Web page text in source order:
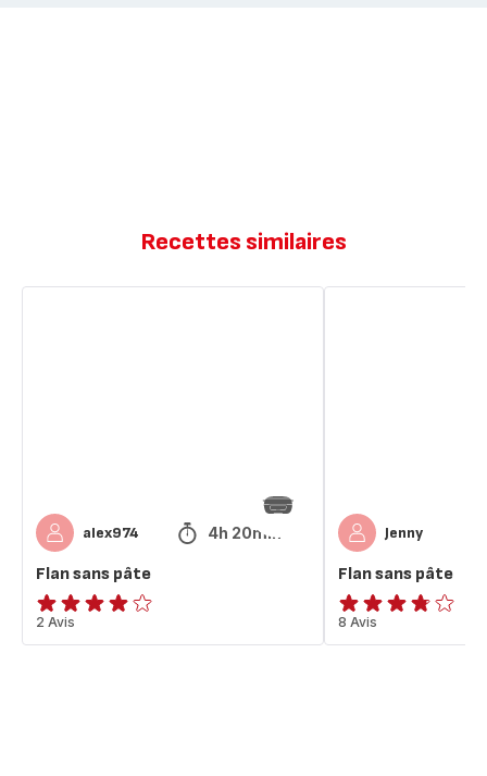
Recettes similaires
alex974 4h 20min
Flan sans pâte
Avis
4
2 Avis
Jenny
Flan sans pâte
ratings.3.7
8 Avis